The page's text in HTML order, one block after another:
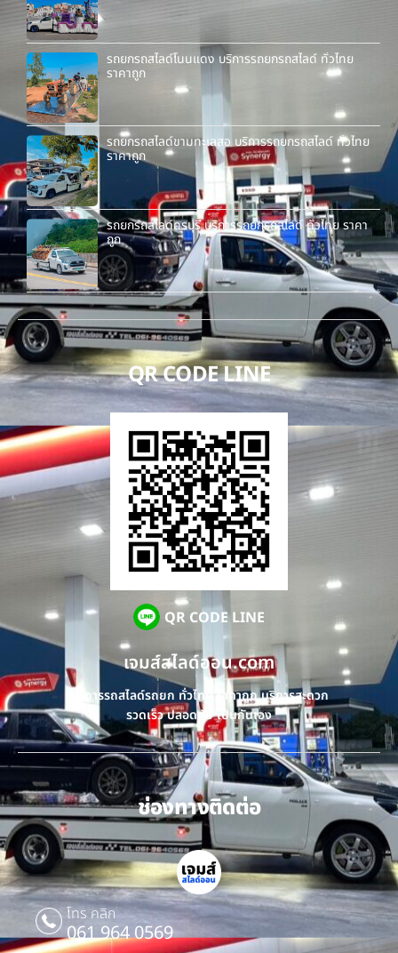
รถยกรถสไลด์โนนแดง บริการรถยกรถสไลด์ ทั่วไทย
ราคาถูก
รถยกรถสไลด์ขามทะเลสอ บริการรถยกรถสไลด์ ทั่วไทย
ราคาถูก
รถยกรถสไลด์ครบุรี บริการรถยกรถสไลด์ ทั่วไทย ราคา
ถูก
QR CODE LINE
QR CODE LINE
เจมส์สไลด์ออน.com
บริการรถสไลด์รถยก ทั่วไทย ราคาถูก บริการสะดวก
รวดเร็ว ปลอดภัย เป็นกันเอง
ช่องทางติดต่อ
โทร คลิก
061 964 0569